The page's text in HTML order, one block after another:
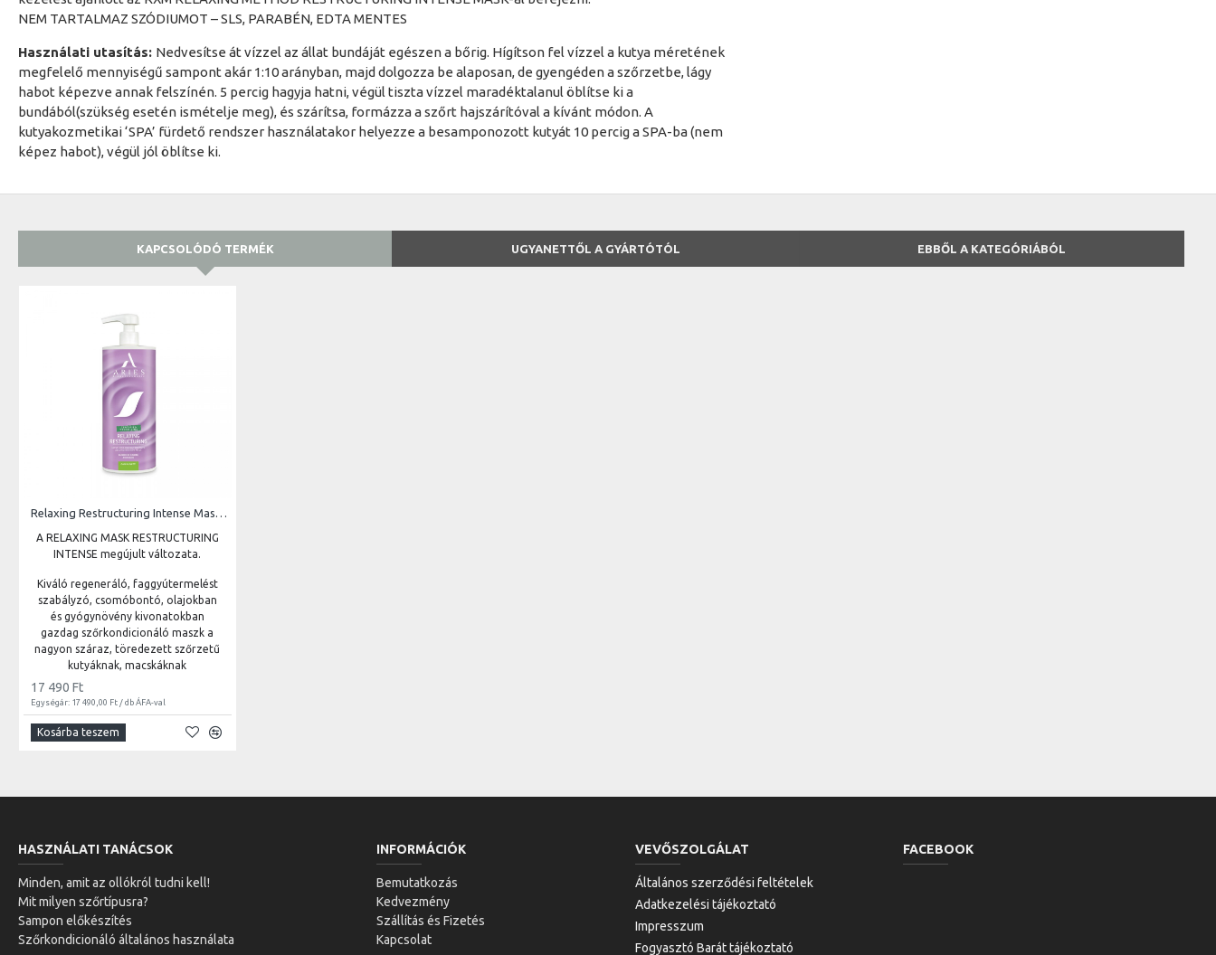
NEM TARTALMAZ SZÓDIUMOT – SLS, PARABÉN, EDTA MENTES
Használati utasítás: Nedvesítse át vízzel az állat bundáját egészen a bőrig. Hígítson fel vízzel a kutya méretének
megfelelő mennyiségű sampont akár 1:10 arányban, majd dolgozza be alaposan, de gyengéden a szőrzetbe, lágy
habot képezve annak felszínén. 5 percig hagyja hatni, végül tiszta vízzel maradéktalanul öblítse ki a
bundából(szükség esetén ismételje meg), és szárítsa, formázza a szőrt hajszárítóval a kívánt módon. A
kutyakozmetikai ‘SPA’ fürdető rendszer használatakor helyezze a besamponozott kutyát 10 percig a SPA-ba (nem
képez habot), végül jól öblítse ki.
KAPCSOLÓDÓ TERMÉK UGYANETTŐL A GYÁRTÓTÓL EBBŐL A KATEGÓRIÁBÓL
Relaxing Restructuring Intense Mask 1 l
A RELAXING MASK RESTRUCTURING
INTENSE megújult változata.
Kiváló regeneráló, faggyútermelést
szabályzó, csomóbontó, olajokban
és gyógynövény kivonatokban
gazdag szőrkondicionáló maszk a
nagyon száraz, töredezett szőrzetű
kutyáknak, macskáknak
17 490 Ft
Egységár: 17 490,00 Ft / db ÁFA-val
Kosárba teszem
HASZNÁLATI TANÁCSOK
Minden, amit az ollókról tudni kell!
Mit milyen szőrtípusra?
Sampon előkészítés
Szőrkondicionáló általános használata
INFORMÁCIÓK
Bemutatkozás
Kedvezmény
Szállítás és Fizetés
Kapcsolat
VEVŐSZOLGÁLAT
Általános szerződési feltételek
Adatkezelési tájékoztató
Impresszum
Fogyasztó Barát tájékoztató
FACEBOOK